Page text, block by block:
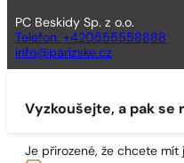
PC Beskidy Sp. z o.o.
Telefon: +420555558888
info@parizske.cz
Vyzkoušejte, a pak se
Je přirozené, že chcete